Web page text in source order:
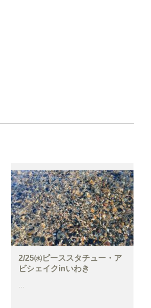
2/25㈬ピーススタチュー・ア
ビシェイクinいわき
…